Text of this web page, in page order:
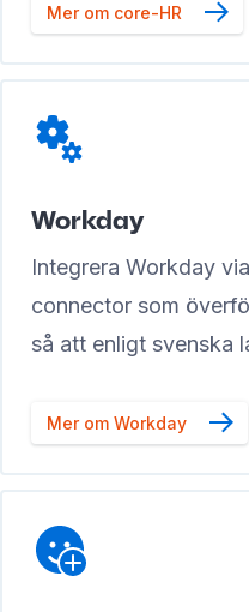
Mer om core-HR
Workday
Integrera Workday
connector som
så att enligt svenska
Mer om Workday